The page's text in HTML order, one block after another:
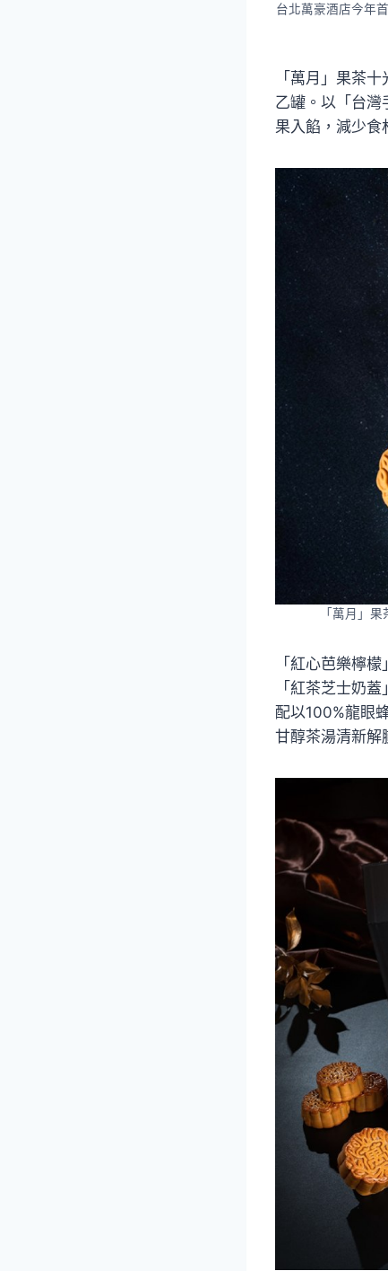
台北萬豪酒店今年
「萬月」果茶
乙罐。以「台灣
果入餡，減少食
「萬月」
「紅心芭樂檸
「紅茶芝士奶
配以100%龍眼
甘醇茶湯清新解